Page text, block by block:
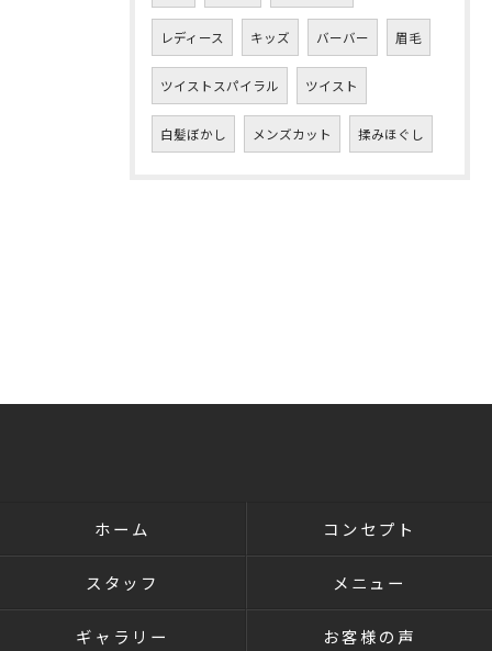
レディース キッズ バーバー 眉毛
ツイストスパイラル ツイスト
白髪ぼかし メンズカット 揉みほぐし
ホーム コンセプト
スタッフ メニュー
ギャラリー お客様の声